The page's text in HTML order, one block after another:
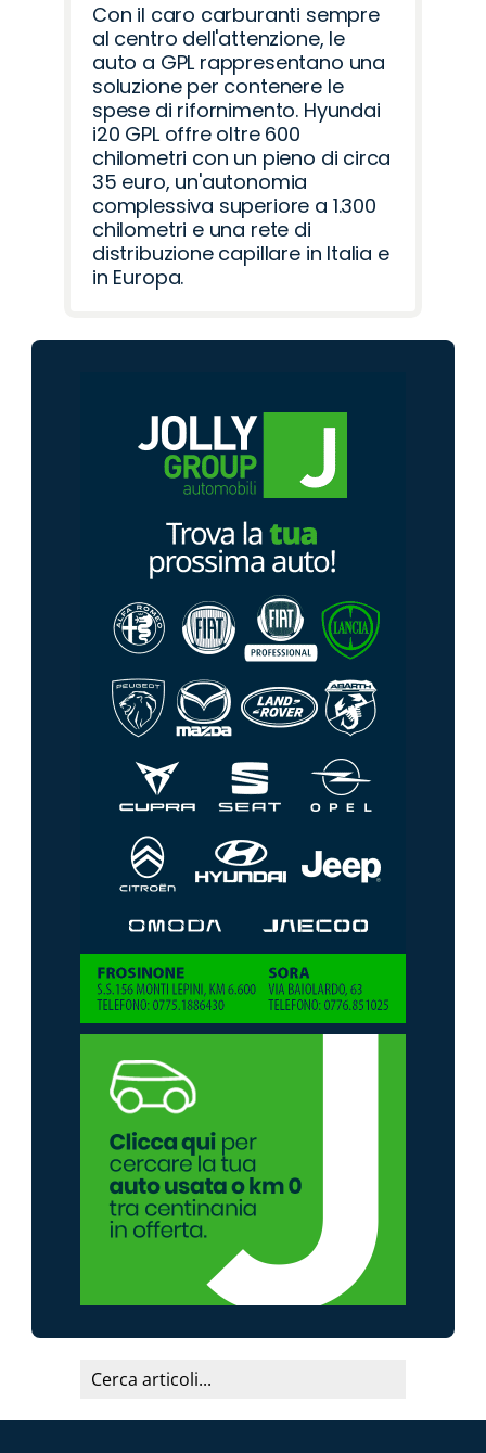
Con il caro carburanti sempre
al centro dell'attenzione, le
auto a GPL rappresentano una
soluzione per contenere le
spese di rifornimento. Hyundai
i20 GPL offre oltre 600
chilometri con un pieno di circa
35 euro, un'autonomia
complessiva superiore a 1.300
chilometri e una rete di
distribuzione capillare in Italia e
in Europa.